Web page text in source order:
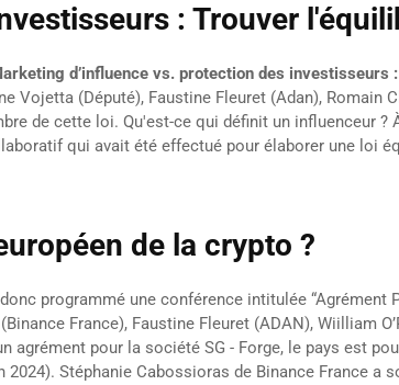
: Trouver
d’influence vs. protection des
Vojetta (Député), Faustine Fleuret (Adan), Romain
de cette loi. Qu'est-ce qui définit un influenceur ?
qui avait été effectué pour élaborer une loi
de la crypto ?
programmé une conférence intitulée “Agrément
France), Faustine Fleuret (ADAN), Wiilliam
agrément pour la société SG - Forge, le pays est
Stéphanie Cabossioras de Binance France